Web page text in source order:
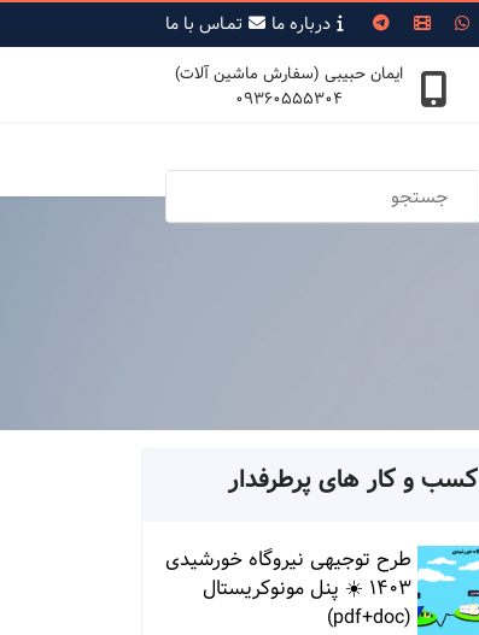
درباره ما تمـاس با ما
ایمان حبیبی (سفارش ماشین آلات)
09360555304
کسب و کار های پرطرفدار
طرح توجیهی نیروگاه خورشیدی
1403 ☀️ پنل مونوکریستال
(pdf+doc)